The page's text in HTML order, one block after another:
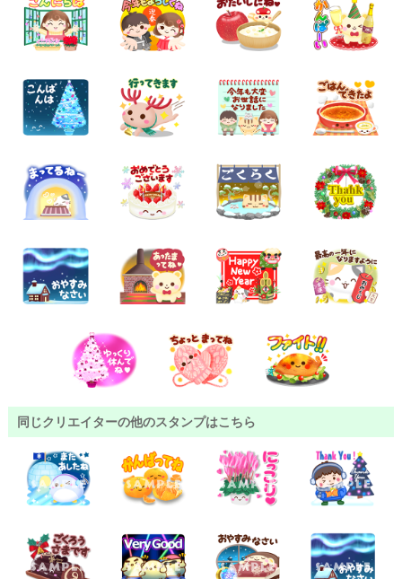
同じクリエイターの他のスタンプはこちら